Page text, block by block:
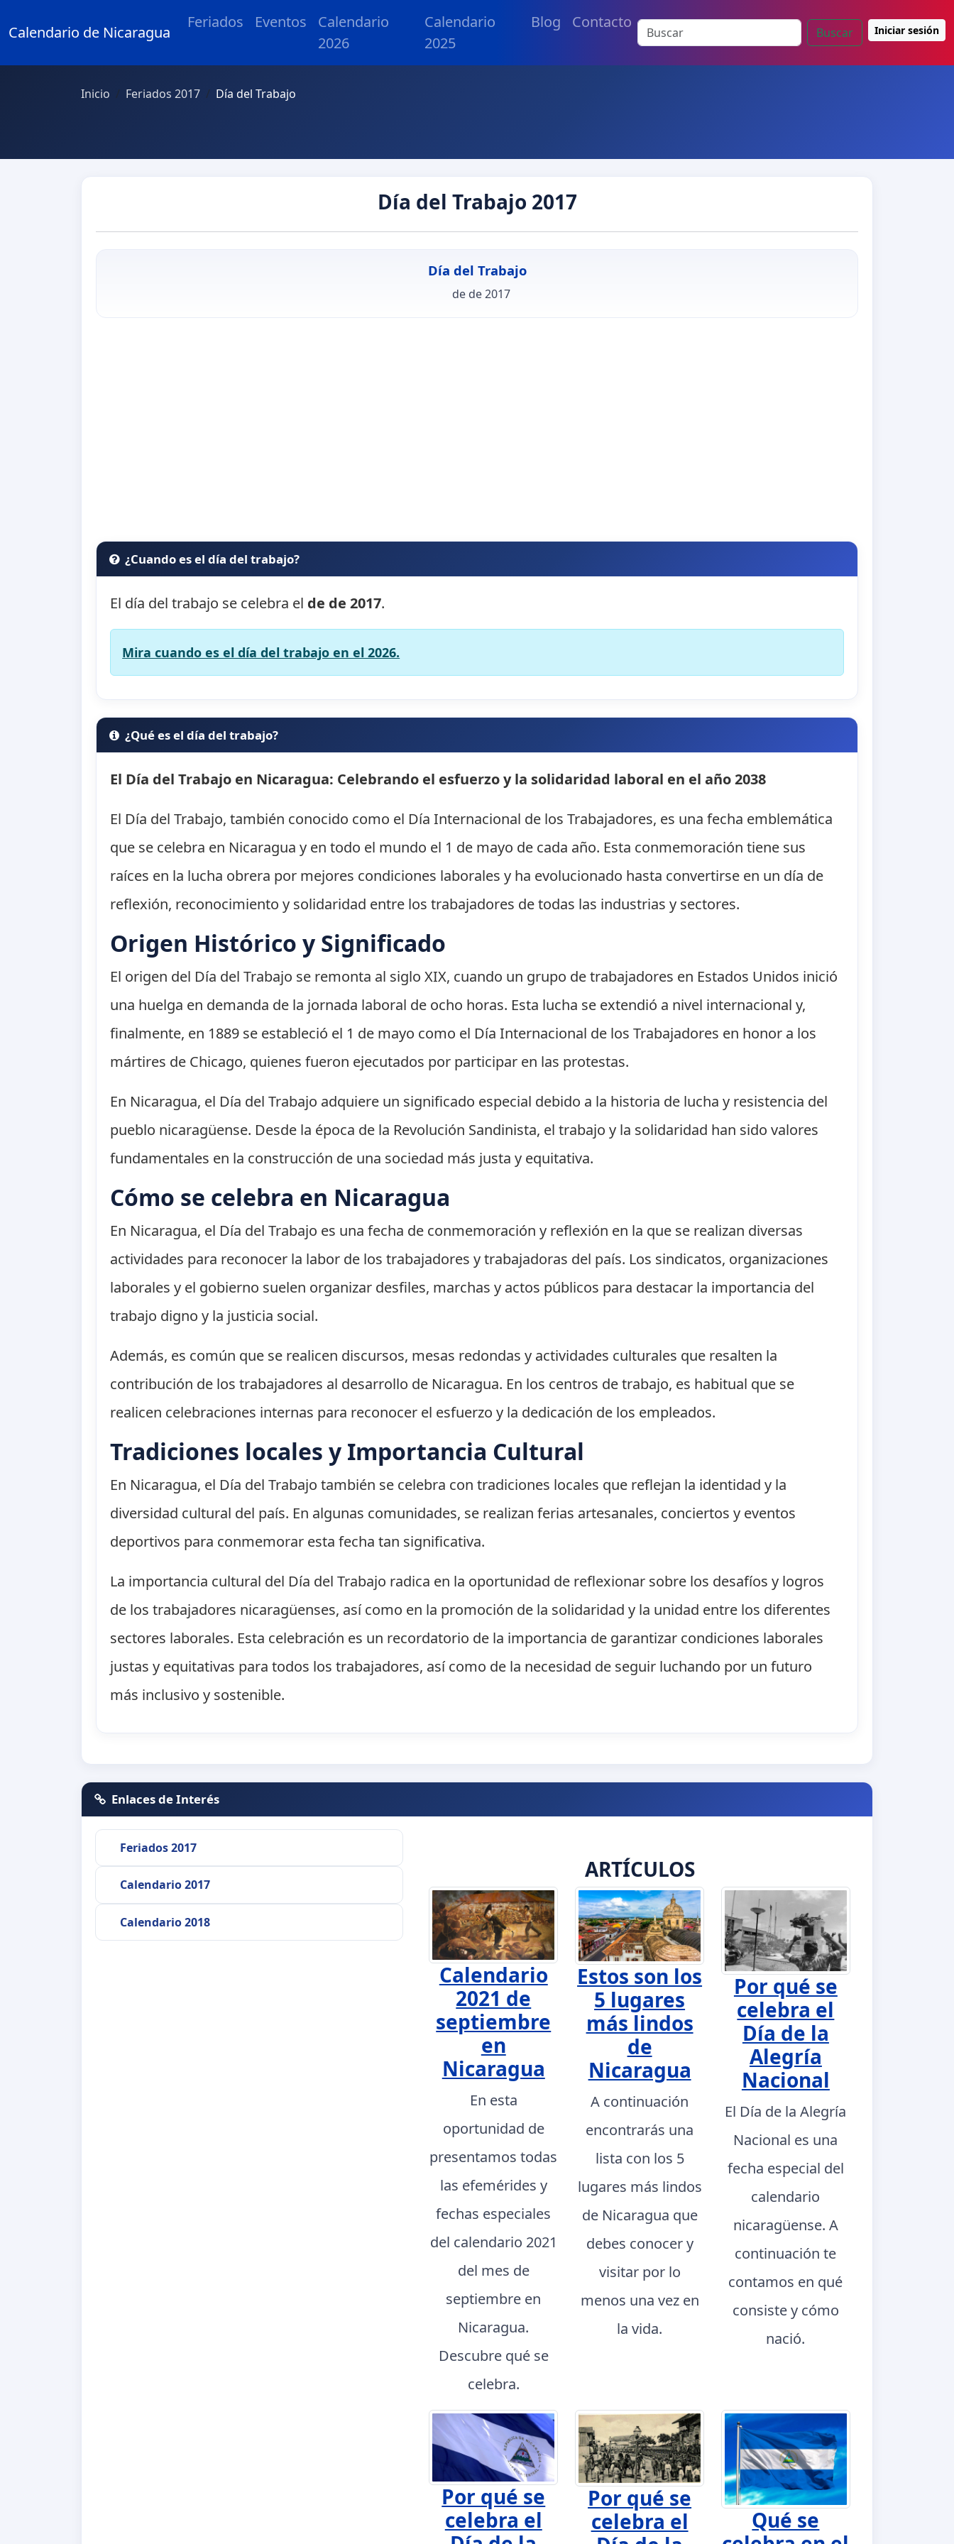
Calendario de Nicaragua
Feriados Eventos
Calendario
2026
Calendario
2025
Blog Contacto
Buscar Iniciar sesión
Inicio Feriados 2017 Día del Trabajo
Día del Trabajo 2017
Día del Trabajo
de de 2017
¿Cuando es el día del trabajo?
El día del trabajo se celebra el de de 2017.
Mira cuando es el día del trabajo en el 2026.
¿Qué es el día del trabajo?
El Día del Trabajo en Nicaragua: Celebrando el esfuerzo y la solidaridad laboral en el año 2038
El Día del Trabajo, también conocido como el Día Internacional de los Trabajadores, es una fecha emblemática
que se celebra en Nicaragua y en todo el mundo el 1 de mayo de cada año. Esta conmemoración tiene sus
raíces en la lucha obrera por mejores condiciones laborales y ha evolucionado hasta convertirse en un día de
reflexión, reconocimiento y solidaridad entre los trabajadores de todas las industrias y sectores.
Origen Histórico y Significado
El origen del Día del Trabajo se remonta al siglo XIX, cuando un grupo de trabajadores en Estados Unidos inició
una huelga en demanda de la jornada laboral de ocho horas. Esta lucha se extendió a nivel internacional y,
finalmente, en 1889 se estableció el 1 de mayo como el Día Internacional de los Trabajadores en honor a los
mártires de Chicago, quienes fueron ejecutados por participar en las protestas.
En Nicaragua, el Día del Trabajo adquiere un significado especial debido a la historia de lucha y resistencia del
pueblo nicaragüense. Desde la época de la Revolución Sandinista, el trabajo y la solidaridad han sido valores
fundamentales en la construcción de una sociedad más justa y equitativa.
Cómo se celebra en Nicaragua
En Nicaragua, el Día del Trabajo es una fecha de conmemoración y reflexión en la que se realizan diversas
actividades para reconocer la labor de los trabajadores y trabajadoras del país. Los sindicatos, organizaciones
laborales y el gobierno suelen organizar desfiles, marchas y actos públicos para destacar la importancia del
trabajo digno y la justicia social.
Además, es común que se realicen discursos, mesas redondas y actividades culturales que resalten la
contribución de los trabajadores al desarrollo de Nicaragua. En los centros de trabajo, es habitual que se
realicen celebraciones internas para reconocer el esfuerzo y la dedicación de los empleados.
Tradiciones locales y Importancia Cultural
En Nicaragua, el Día del Trabajo también se celebra con tradiciones locales que reflejan la identidad y la
diversidad cultural del país. En algunas comunidades, se realizan ferias artesanales, conciertos y eventos
deportivos para conmemorar esta fecha tan significativa.
La importancia cultural del Día del Trabajo radica en la oportunidad de reflexionar sobre los desafíos y logros
de los trabajadores nicaragüenses, así como en la promoción de la solidaridad y la unidad entre los diferentes
sectores laborales. Esta celebración es un recordatorio de la importancia de garantizar condiciones laborales
justas y equitativas para todos los trabajadores, así como de la necesidad de seguir luchando por un futuro
más inclusivo y sostenible.
Enlaces de Interés
Feriados 2017
Calendario 2017
Calendario 2018
ARTÍCULOS
Calendario
2021 de
septiembre
en
Nicaragua
En esta
oportunidad de
presentamos todas
las efemérides y
fechas especiales
del calendario 2021
del mes de
septiembre en
Nicaragua.
Descubre qué se
celebra.
Estos son los
5 lugares
más lindos
de
Nicaragua
A continuación
encontrarás una
lista con los 5
lugares más lindos
de Nicaragua que
debes conocer y
visitar por lo
menos una vez en
la vida.
Por qué se
celebra el
Día de la
Alegría
Nacional
El Día de la Alegría
Nacional es una
fecha especial del
calendario
nicaragüense. A
continuación te
contamos en qué
consiste y cómo
nació.
Por qué se
celebra el
Por qué se
celebra el
Qué se